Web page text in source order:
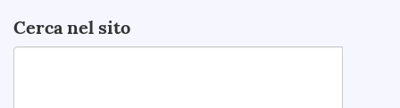
Cerca nel sito